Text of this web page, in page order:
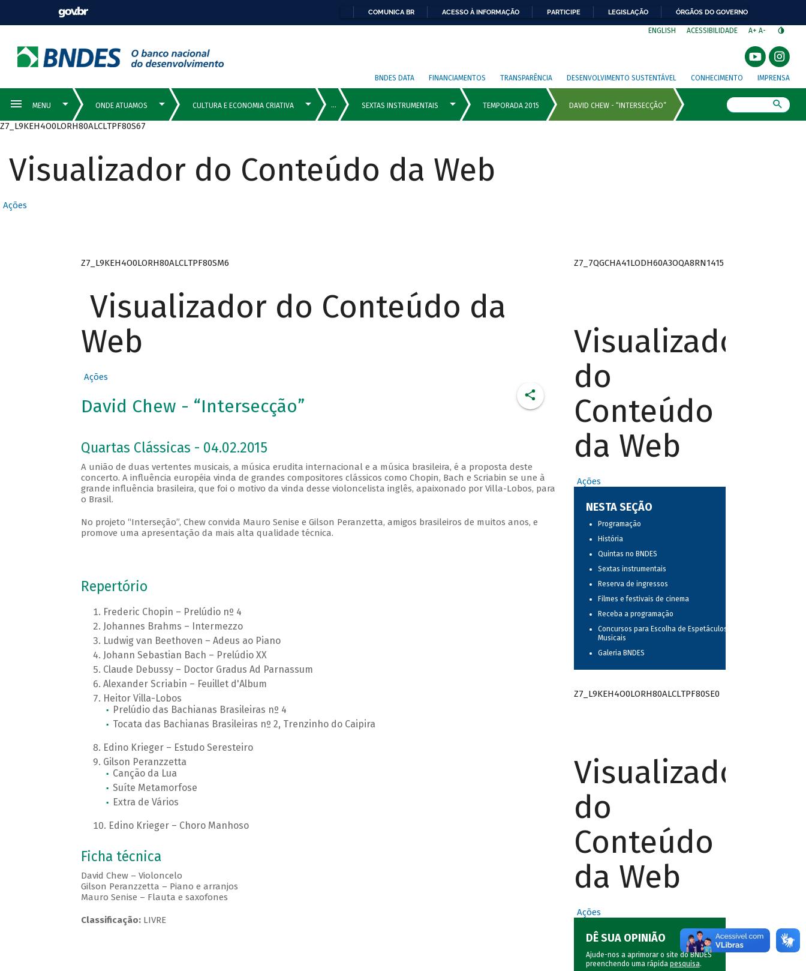
COMUNICA BR ACESSO À INFORMAÇÃO PARTICIPE LEGISLAÇÃO ÓRGÃOS DO GOVERNO
ENGLISH ACESSIBILIDADE A+ A-
BNDES DATA FINANCIAMENTOS TRANSPARÊNCIA DESENVOLVIMENTO SUSTENTÁVEL CONHECIMENTO IMPRENSA
Z7_L9KEH4O0LORH80ALCLTPF80S67
Visualizador do Conteúdo da Web
Ações
Z7_L9KEH4O0LORH80ALCLTPF80SM6
Visualizador do Conteúdo da
Web
Ações
David Chew - “Intersecção”
Quartas Clássicas - 04.02.2015
A união de duas vertentes musicais, a música erudita internacional e a música brasileira, é a proposta deste
concerto. A influência européia vinda de grandes compositores clássicos como Chopin, Bach e Scriabin se une à
grande influência brasileira, que foi o motivo da vinda desse violoncelista inglês, apaixonado por Villa-Lobos, para
o Brasil.
No projeto “Interseção”, Chew convida Mauro Senise e Gilson Peranzetta, amigos brasileiros de muitos anos, e
promove uma apresentação da mais alta qualidade técnica.
Repertório
Frederic Chopin – Prelúdio nº 4
Johannes Brahms – Intermezzo
Ludwig van Beethoven – Adeus ao Piano
Johann Sebastian Bach – Prelúdio XX
Claude Debussy – Doctor Gradus Ad Parnassum
Alexander Scriabin – Feuillet d'Album
Heitor Villa-Lobos
Prelúdio das Bachianas Brasileiras nº 4
Tocata das Bachianas Brasileiras nº 2, Trenzinho do Caipira
Edino Krieger – Estudo Seresteiro
Gilson Peranzzetta
Canção da Lua
Suíte Metamorfose
Extra de Vários
Edino Krieger – Choro Manhoso
Ficha técnica
David Chew – Violoncelo
Gilson Peranzzetta – Piano e arranjos
Mauro Senise – Flauta e saxofones
Classificação:LIVRE
Z7_7QGCHA41LODH60A3OQA8RN1415
Visualizador
do
Conteúdo
da Web
Ações
NESTA SEÇÃO
Programação
História
Quintas no BNDES
Sextas instrumentais
Reserva de ingressos
Filmes e festivais de cinema
Receba a programação
Concursos para Escolha de Espetáculos
Musicais
Galeria BNDES
Z7_L9KEH4O0LORH80ALCLTPF80SE0
Visualizador
do
Conteúdo
da Web
Ações
DÊ SUA OPINIÃO
Ajude-nos a aprimorar o site do BNDES
preenchendo uma rápida pesquisa.